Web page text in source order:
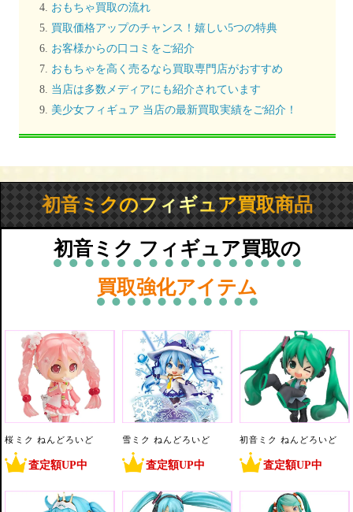
おもちゃ買取の流れ
買取価格アップのチャンス！嬉しい5つの特典
お客様からの口コミをご紹介
おもちゃを高く売るなら買取専門店がおすすめ
当店は多数メディアにも紹介されています
美少女フィギュア 当店の最新買取実績をご紹介！
初音ミクのフィギュア買取商品
初音ミク フィギュア買取の
買取強化アイテム
桜ミク ねんどろいど
査定額UP中
雪ミク ねんどろいど
査定額UP中
初音ミク ねんどろいど
査定額UP中